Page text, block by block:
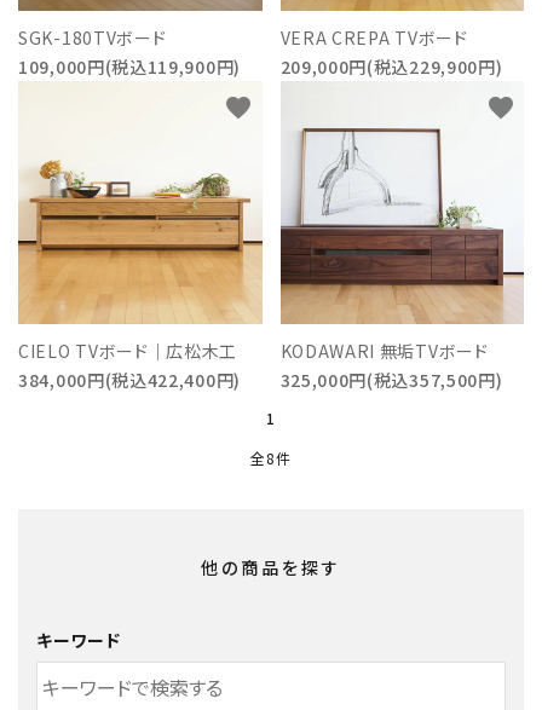
SGK-180TVボード
109,000円(税込119,900円)
VERA CREPA TVボード
209,000円(税込229,900円)
CIELO TVボード｜広松木工
384,000円(税込422,400円)
favorite
KODAWARI 無垢TVボード
325,000円(税込357,500円)
favorite
1
全8件
他の商品を探す
キーワード